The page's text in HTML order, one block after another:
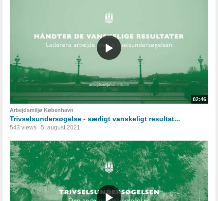
02:46
Arbejdsmiljø København
Trivselsundersøgelse - særligt vanskeligt resultat...
543 views 5. august 2021